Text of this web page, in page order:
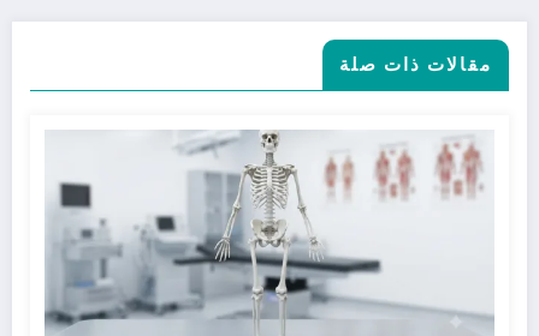
مقالات ذات صلة